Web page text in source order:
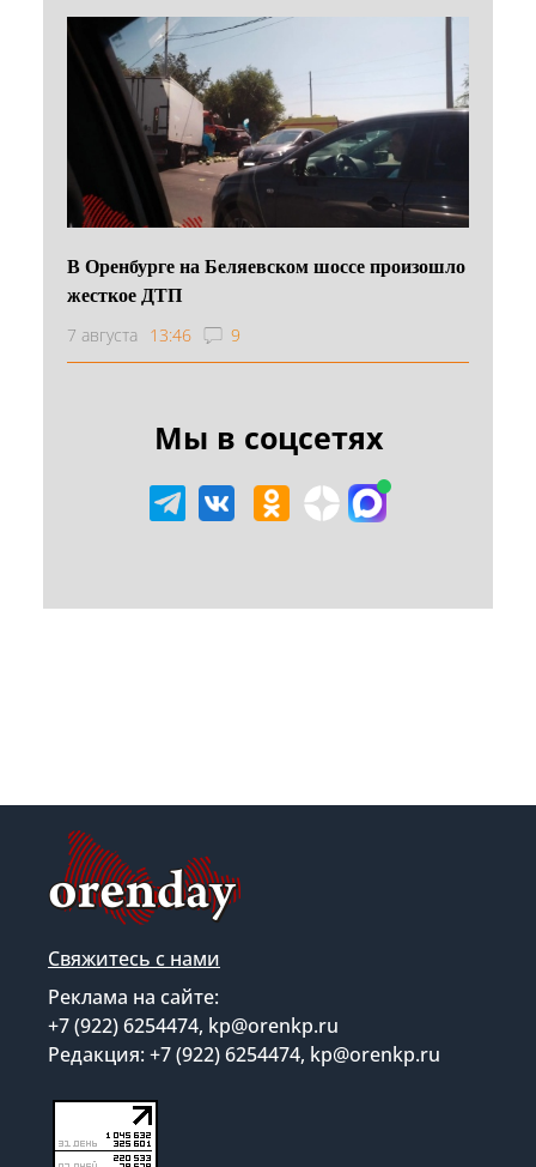
В Оренбурге на Беляевском шоссе произошло
жесткое ДТП
7 августа 13:46 9
Мы в соцсетях
Свяжитесь с нами
Реклама на сайте:
+7 (922) 6254474, kp@orenkp.ru
Редакция: +7 (922) 6254474, kp@orenkp.ru